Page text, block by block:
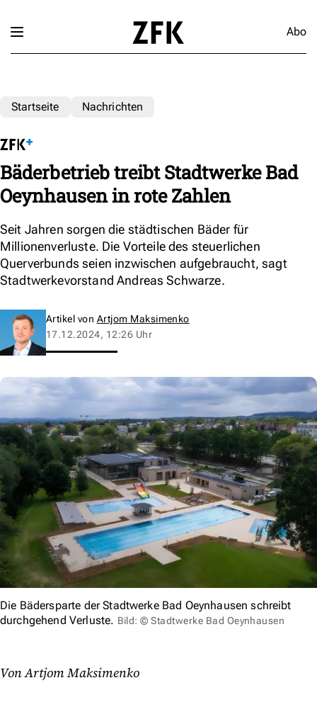
Abo
Startseite Nachrichten
Bäderbetrieb treibt Stadtwerke Bad
Oeynhausen in rote Zahlen
Seit Jahren sorgen die städtischen Bäder für
Millionenverluste. Die Vorteile des steuerlichen
Querverbunds seien inzwischen aufgebraucht, sagt
Stadtwerkevorstand Andreas Schwarze.
Artikel von Artjom Maksimenko
17.12.2024, 12:26 Uhr
Die Bädersparte der Stadtwerke Bad Oeynhausen schreibt
durchgehend Verluste. Bild: © Stadtwerke Bad Oeynhausen
Von Artjom Maksimenko